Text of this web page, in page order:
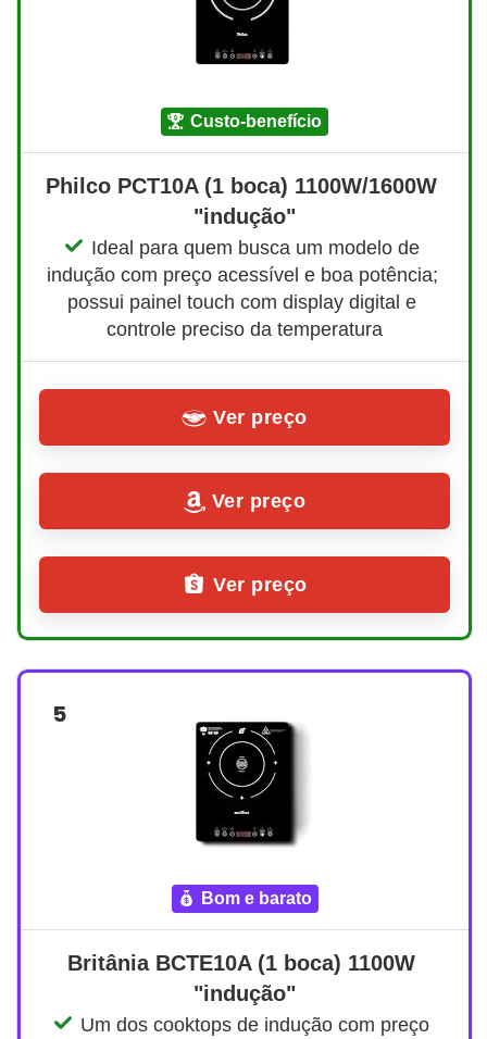
custo-benefício
Philco PCT10A (1 boca) 1100W/1600W
"indução"
Ideal para quem busca um modelo de
indução com preço acessível e boa potência;
possui painel touch com display digital e
controle preciso da temperatura
Ver preço
Ver preço
Ver preço
5
bom e barato
Britânia BCTE10A (1 boca) 1100W
"indução"
Um dos cooktops de indução com preço